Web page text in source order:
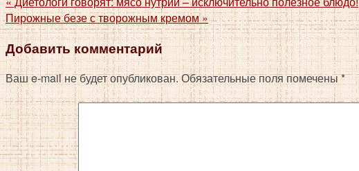
Пирожные безе с творожным кремом»
Добавить комментарий
Ваш e-mail не будет опубликован.Обязательные поля помечены*